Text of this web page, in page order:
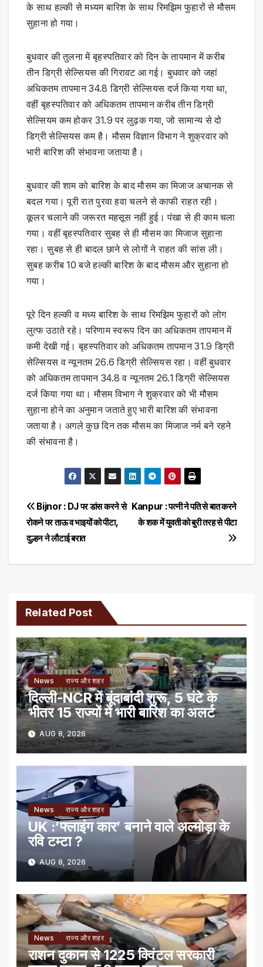
के साथ हल्की से मध्यम बारिश के साथ रिमझिम फुहारों से मौसम
सुहाना हो गया।
बुधवार की तुलना में बृहस्पतिवार को दिन के तापमान में करीब
तीन डिग्री सेल्सियस की गिरावट आ गई। बुधवार को जहां
अधिकतम तापमान 34.8 डिग्री सेल्सियस दर्ज किया गया था,
वहीं बृहस्पतिवार को अधिकतम तापमान करीब तीन डिग्री
सेल्सियम कम होकर 31.9 पर लुढ़क गया, जो सामान्य से दो
डिग्री सेल्सियस कम है। मौसम विज्ञान विभाग ने शुक्रवार को
भारी बारिश की संभावना जताया है।
बुधवार की शाम को बारिश के बाद मौसम का मिजाज अचानक से
बदल गया। पूरी रात पुरवा हवा चलने से काफी राहत रही।
कूलर चलाने की जरूरत महसूस नहीं हुई। पंखा से ही काम चला
गया। वहीं बृहस्पतिवार सुबह से ही मौसम का मिजाज सुहाना
रहा। सुबह से ही बादल छाने से लोगों ने राहत की सांस ली।
सुबह करीब 10 बजे हल्की बारिश के बाद मौसम और सुहाना हो
गया।
पूरे दिन हल्की व मध्य बारिश के साथ रिमझिम फुहारों को लोग
लुत्फ उठाते रहे। परिणाम स्वरूप दिन का अधिकतम तापमान में
कमी देखी गई। बृहस्पतिवार को अधिकतम तापमान 31.9 डिग्री
सेल्सियस व न्यूनतम 26.6 डिग्री सेल्सियस रहा। वहीं बुधवार
को अधिकतम तापमान 34.8 व न्यूनतम 26.1 डिग्री सेल्सियस
दर्ज किया गया था। मौसम विभाग ने शुक्रवार को भी मौसम
सुहाना होने का अनुमान जताते हुए भारी बारिश की संभावना
जताया है। अगले कुछ दिन तक मौसम का मिजाज नर्म बने रहने
की संभावना है।
Post
navigation
Kanpur : पत्नी ने पति से बात करने
के शक में युवती को बुरी तरह से पीटा
Bijnor : DJ पर डांस करने से
रोकने पर ताऊ व भाइयों को पीटा,
दुल्हन ने लौटाई बरात
Related Post
News राज्य और शहर
दिल्ली-NCR में बूंदाबांदी शुरू, 5 घंटे के
भीतर 15 राज्यों में भारी बारिश का अलर्ट
AUG 8, 2026
News राज्य और शहर
UK :’फ्लाइंग कार’ बनाने वाले अल्मोड़ा के
रवि टम्टा ?
AUG 8, 2026
News राज्य और शहर
राशन दुकान से 1225 क्विंटल सरकारी